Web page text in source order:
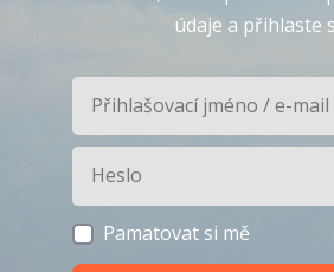
údaje a přihlaste
Pamatovat si mě